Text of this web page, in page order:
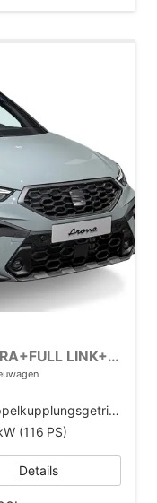
Style Family SHZ+ACC+KAMERA+FULL LINK+KLIMA+LED+16" ALU
Doppelkupplungsgetriebe (DSG)
(116 PS)
Details